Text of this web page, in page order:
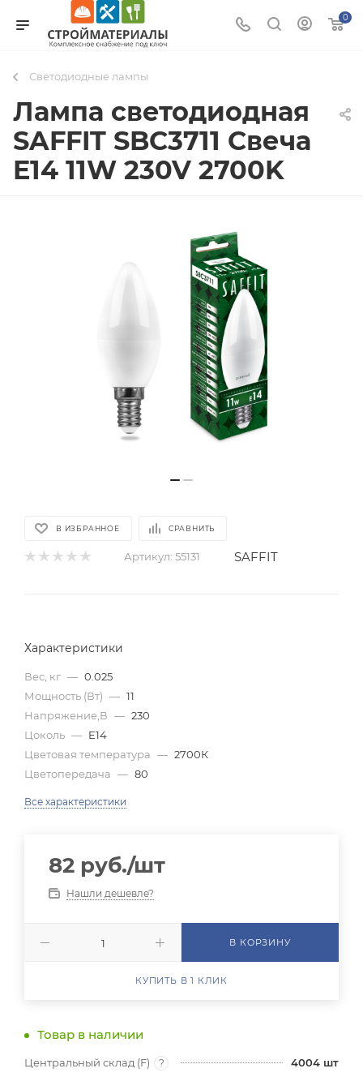
0
Светодиодные лампы
Лампа светодиодная
SAFFIT SBC3711 Свеча
E14 11W 230V 2700K
В ИЗБРАННОЕ СРАВНИТЬ
Артикул: 55131 SAFFIT
Характеристики
Вес, кг — 0.025
Мощность (Вт) — 11
Напряжение,В — 230
Цоколь — E14
Цветовая температура — 2700К
Цветопередача — 80
Все характеристики
82 руб./шт
Нашли дешевле?
В КОРЗИНУ
КУПИТЬ В 1 КЛИК
Товар в наличии
Центральный склад (F) ? 4004 шт